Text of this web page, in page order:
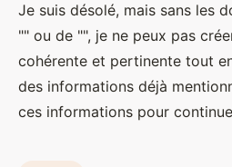
Je suis désolé, mais sans les
"" ou de "", je ne peux pas
cohérente et pertinente tout
des informations déjà
ces informations pour